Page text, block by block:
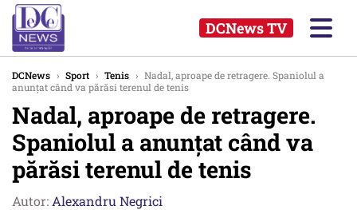
DCNews TV
DCNews › Sport › Tenis › Nadal, aproape de retragere. Spaniolul a
anunțat când va părăsi terenul de tenis
Nadal, aproape de retragere.
Spaniolul a anunțat când va
părăsi terenul de tenis
Autor: Alexandru Negrici